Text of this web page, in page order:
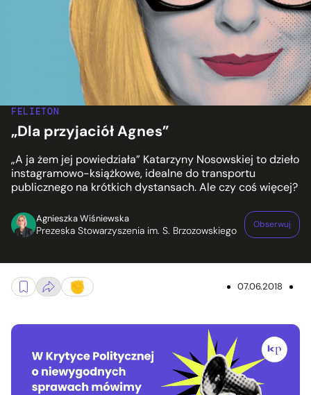
FELIETON
„Dla przyjaciół Agnes”
„A ja żem jej powiedziała” Katarzyny Nosowskiej to dzieło
instagramowo-książkowe, idealne do transportu
publicznego na krótkich dystansach. Ale czy coś więcej?
Agnieszka Wiśniewska
Prezeska Stowarzyszenia im. S. Brzozowskiego Obserwuj
07.06.2018